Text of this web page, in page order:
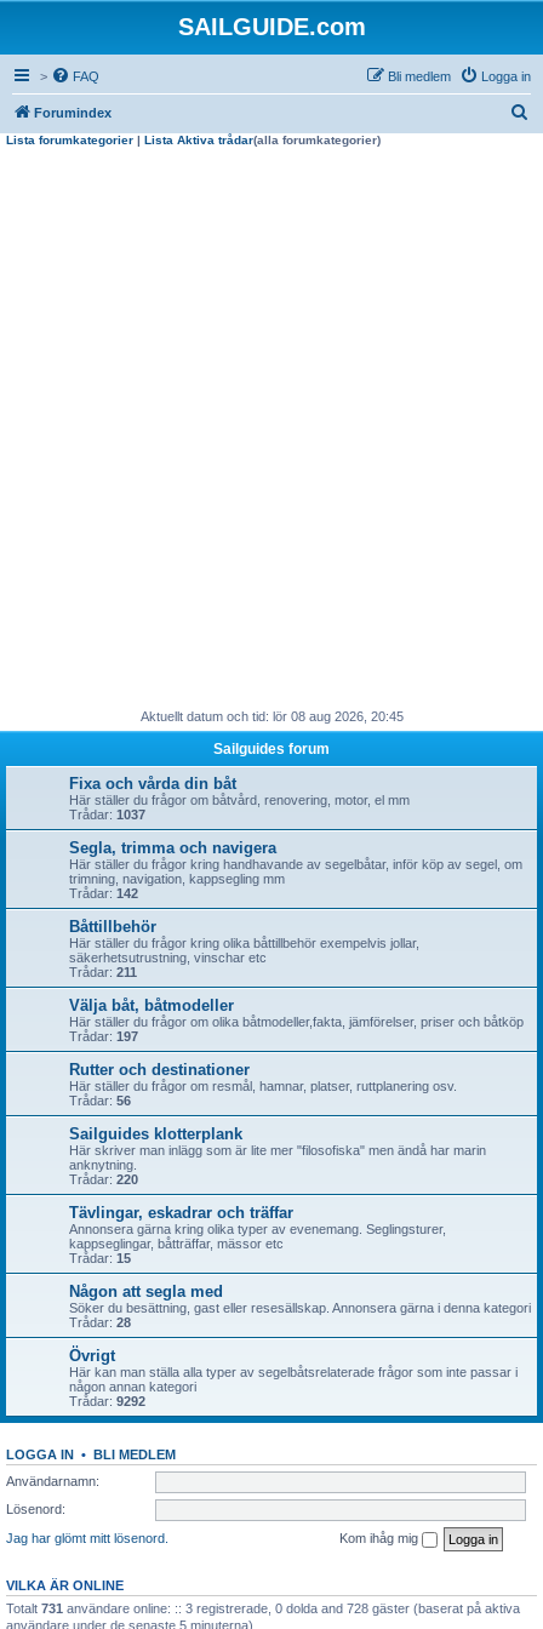
SAILGUIDE.com
> FAQ Logga in
Bli medlem
Forumindex
Lista forumkategorier | Lista Aktiva trådar(alla forumkategorier)
Aktuellt datum och tid: lör 08 aug 2026, 20:45
Sailguides forum
Fixa och vårda din båt
Här ställer du frågor om båtvård, renovering, motor, el mm
Trådar: 1037
Segla, trimma och navigera
Här ställer du frågor kring handhavande av segelbåtar, inför köp av segel, om
trimning, navigation, kappsegling mm
Trådar: 142
Båttillbehör
Här ställer du frågor kring olika båttillbehör exempelvis jollar,
säkerhetsutrustning, vinschar etc
Trådar: 211
Välja båt, båtmodeller
Här ställer du frågor om olika båtmodeller,fakta, jämförelser, priser och båtköp
Trådar: 197
Rutter och destinationer
Här ställer du frågor om resmål, hamnar, platser, ruttplanering osv.
Trådar: 56
Sailguides klotterplank
Här skriver man inlägg som är lite mer "filosofiska" men ändå har marin
anknytning.
Trådar: 220
Tävlingar, eskadrar och träffar
Annonsera gärna kring olika typer av evenemang. Seglingsturer,
kappseglingar, båtträffar, mässor etc
Trådar: 15
Någon att segla med
Söker du besättning, gast eller resesällskap. Annonsera gärna i denna kategori
Trådar: 28
Övrigt
Här kan man ställa alla typer av segelbåtsrelaterade frågor som inte passar i
någon annan kategori
Trådar: 9292
LOGGA IN • BLI MEDLEM
Användarnamn:
Lösenord:
Jag har glömt mitt lösenord.
Kom ihåg mig
VILKA ÄR ONLINE
Totalt 731 användare online: :: 3 registrerade, 0 dolda and 728 gäster (baserat på aktiva
användare under de senaste 5 minuterna)